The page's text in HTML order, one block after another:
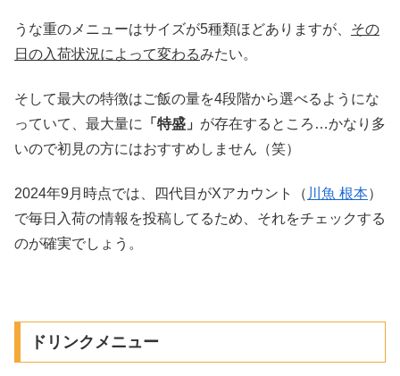
うな重のメニューはサイズが5種類ほどありますが、 その
日の入荷状況によって変わるみたい。
そして最大の特徴はご飯の量を4段階から選べるようにな
っていて、最大量に
「特盛」 が存在するところ…かなり多
いので初見の方にはおすすめしません（笑）
2024年9月時点では、四代目がXアカウント（ 川魚 根本）
で毎日入荷の情報を投稿してるため、それをチェックする
のが確実でしょう。
ドリンクメニュー